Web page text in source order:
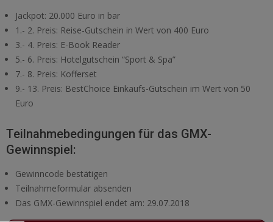
Jackpot: 20.000 Euro in bar
1.- 2. Preis: Reise-Gutschein in Wert von 4‌00 Euro
3.- 4. Preis: E-Book Reader
5.- 6. Preis: Hotelgutschein “Sport & Spa”
7.- 8. Preis: Kofferset
9.- 13. Preis: BestChoice Einkaufs-Gutschein im Wert von 50
Euro
Teilnahmebedingungen für das GMX-
Gewinnspiel:
Gewinncode bestätigen
Teilnahmeformular absenden
Das GMX-Gewinnspiel endet am: 29.07.2018